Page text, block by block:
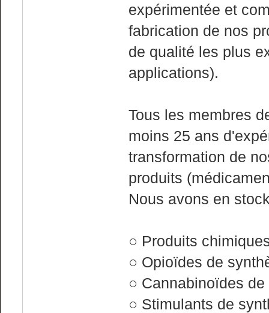
expérimentée et
fabrication de nos
de qualité les plus
applications).
Tous les membres
moins 25 ans
transformation de
produits
Nous avons en
○ Produits
○ Opioïdes de
○ Cannabinoïdes
○ Stimulants de